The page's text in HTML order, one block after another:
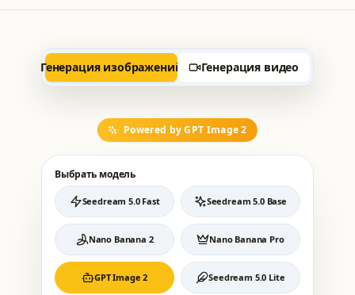
Генерация изображений Генерация видео
Powered by GPT Image 2
Выбрать модель
Seedream 5.0 Fast Seedream 5.0 Base
Nano Banana 2 Nano Banana Pro
GPT Image 2 Seedream 5.0 Lite